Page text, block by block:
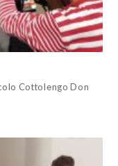
Cottolengo Don